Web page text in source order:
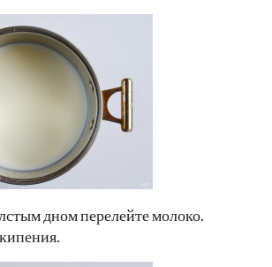
дном перелейте молоко.